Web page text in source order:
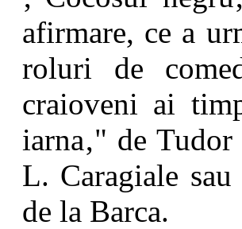
afirmare, ce a
roluri de
craioveni ai
iarna‚" de
L. Caragiale
de la Barca.